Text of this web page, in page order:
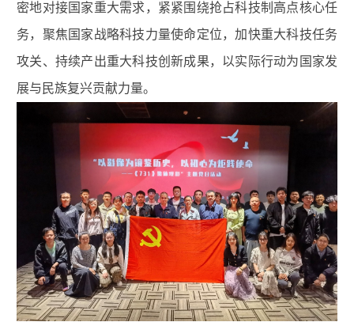
密地对接国家重大需求，紧紧围绕抢占科技制高点核心任
务，聚焦国家战略科技力量使命定位，加快重大科技任务
攻关、持续产出重大科技创新成果，以实际行动为国家发
展与民族复兴贡献力量。